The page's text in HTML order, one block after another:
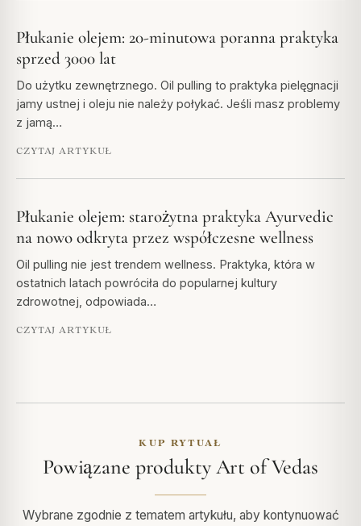
Płukanie olejem: 20-minutowa poranna praktyka
sprzed 3000 lat
Do użytku zewnętrznego. Oil pulling to praktyka pielęgnacji
jamy ustnej i oleju nie należy połykać. Jeśli masz problemy
z jamą…
CZYTAJ ARTYKUŁ
Płukanie olejem: starożytna praktyka Ayurvedic
na nowo odkryta przez współczesne wellness
Oil pulling nie jest trendem wellness. Praktyka, która w
ostatnich latach powróciła do popularnej kultury
zdrowotnej, odpowiada…
CZYTAJ ARTYKUŁ
KUP RYTUAŁ
Powiązane produkty Art of Vedas
Wybrane zgodnie z tematem artykułu, aby kontynuować